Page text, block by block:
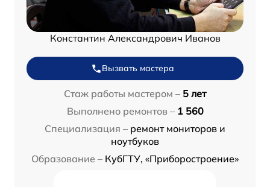
Константин Александрович Иванов
Вызвать мастера
Стаж работы мастером – 5 лет
Выполнено ремонтов – 1 560
Специализация – ремонт мониторов и
ноутбуков
Образование – КубГТУ, «Приборостроение»